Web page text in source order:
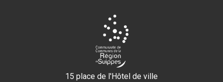
15 place de l'Hôtel de ville